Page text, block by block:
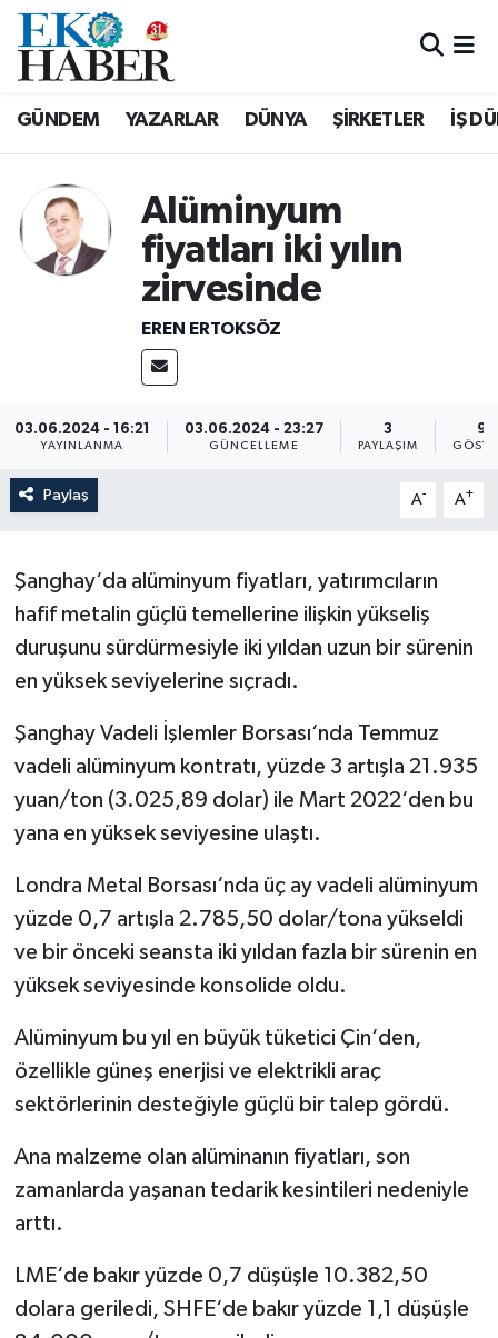
GÜNDEM YAZARLAR DÜNYA ŞİRKETLER İŞ
Alüminyum
fiyatları iki yılın
zirvesinde
EREN ERTOKSÖZ
03.06.2024 - 16:21
YAYINLANMA
03.06.2024 - 23:27
GÜNCELLEME
3
PAYLAŞIM
96
Paylaş A- A+
Şanghay‘da alüminyum fiyatları, yatırımcıların
hafif metalin güçlü temellerine ilişkin yükseliş
duruşunu sürdürmesiyle iki yıldan uzun bir sürenin
en yüksek seviyelerine sıçradı.
Şanghay Vadeli İşlemler Borsası‘nda Temmuz
vadeli alüminyum kontratı, yüzde 3 artışla 21.935
yuan/ton (3.025,89 dolar) ile Mart 2022‘den bu
yana en yüksek seviyesine ulaştı.
Londra Metal Borsası‘nda üç ay vadeli alüminyum
yüzde 0,7 artışla 2.785,50 dolar/tona yükseldi
ve bir önceki seansta iki yıldan fazla bir sürenin en
yüksek seviyesinde konsolide oldu.
Alüminyum bu yıl en büyük tüketici Çin‘den,
özellikle güneş enerjisi ve elektrikli araç
sektörlerinin desteğiyle güçlü bir talep gördü.
Ana malzeme olan alüminanın fiyatları, son
zamanlarda yaşanan tedarik kesintileri nedeniyle
arttı.
LME‘de bakır yüzde 0,7 düşüşle 10.382,50
dolara geriledi, SHFE‘de bakır yüzde 1,1 düşüşle
Hava Durumu
Süper Lig Puan Durumu ve Fikstür
Tüm Manşetler
Haber Arşivi